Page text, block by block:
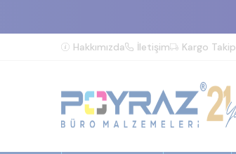
Hakkımızda İletişim Kargo Takip